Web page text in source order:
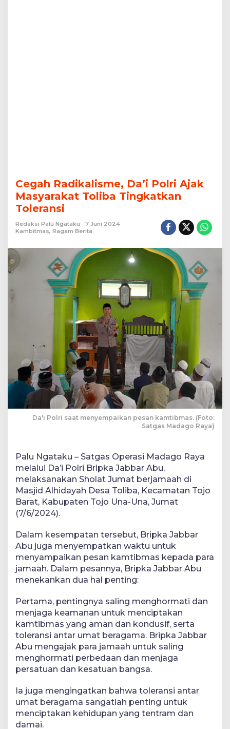
Cegah Radikalisme, Da’i Polri Ajak
Masyarakat Toliba Tingkatkan
Toleransi
Redaksi Palu Ngataku
7 Juni 2024
Kambitmas, Ragam Berita
Da'i Polri saat menyempaikan pesan kamtibmas. (Foto:
Satgas Madago Raya)
Palu Ngataku – Satgas Operasi Madago Raya
melalui Da’i Polri Bripka Jabbar Abu,
melaksanakan Sholat Jumat berjamaah di
Masjid Alhidayah Desa Toliba, Kecamatan Tojo
Barat, Kabupaten Tojo Una-Una, Jumat
(7/6/2024).
Dalam kesempatan tersebut, Bripka Jabbar
Abu juga menyempatkan waktu untuk
menyampaikan pesan kamtibmas kepada para
jamaah. Dalam pesannya, Bripka Jabbar Abu
menekankan dua hal penting:
Pertama, pentingnya saling menghormati dan
menjaga keamanan untuk menciptakan
kamtibmas yang aman dan kondusif, serta
toleransi antar umat beragama. Bripka Jabbar
Abu mengajak para jamaah untuk saling
menghormati perbedaan dan menjaga
persatuan dan kesatuan bangsa.
Ia juga mengingatkan bahwa toleransi antar
umat beragama sangatlah penting untuk
menciptakan kehidupan yang tentram dan
damai.